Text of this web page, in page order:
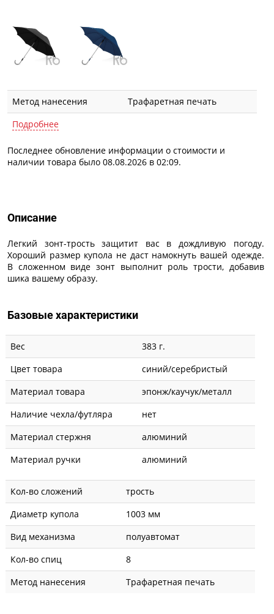
Метод нанесения
Трафаретная печать
Подробнее
Последнее обновление информации о стоимости и
наличии товара было 08.08.2026 в 02:09.
Описание
Легкий зонт-трость защитит вас в дождливую погоду.
Хороший размер купола не даст намокнуть вашей одежде.
В сложенном виде зонт выполнит роль трости, добавив
шика вашему образу.
Базовые характеристики
Вес
383 г.
Цвет товара
синий/серебристый
Материал товара
эпонж/каучук/металл
Наличие чехла/футляра
нет
Материал стержня
алюминий
Материал ручки
алюминий
Кол-во сложений
трость
Диаметр купола
1003 мм
Вид механизма
полуавтомат
Кол-во спиц
8
Метод нанесения
Трафаретная печать